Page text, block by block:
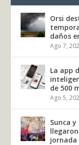
Orsi
daños
Ago 7,
La app
de 500
Ago 5,
Sunca
jornada